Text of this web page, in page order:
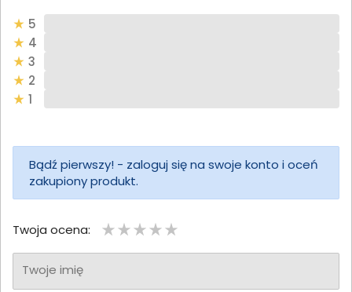
5
4
3
2
1
Bądź pierwszy! - zaloguj się na swoje konto i oceń
zakupiony produkt.
Twoja ocena:
Twoje imię